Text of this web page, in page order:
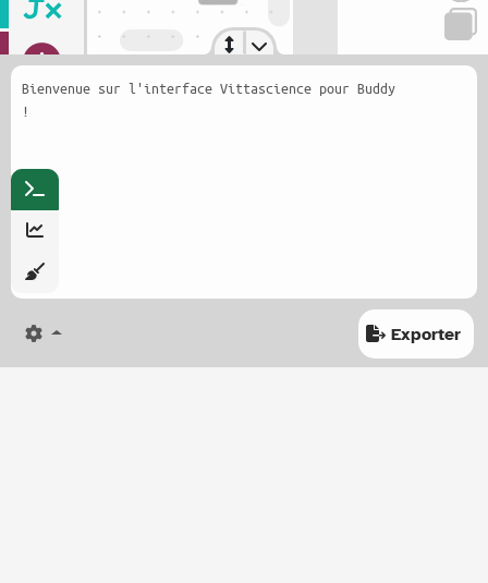
Bienvenue sur l'interface Vittascience pour Buddy
!
Exporter